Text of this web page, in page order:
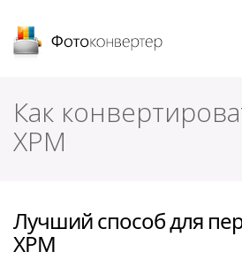
Как
XPM
Лучший способ для
XPM